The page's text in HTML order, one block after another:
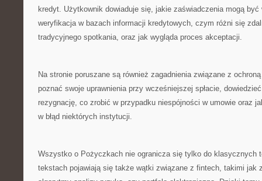
kredyt. Użytkownik dowiaduje się, jakie zaświadczenia mogą być
weryfikacja w bazach informacji kredytowych, czym różni się
tradycyjnego spotkania, oraz jak wygląda proces akceptacji.
Na stronie poruszane są również zagadnienia związane z
poznać swoje uprawnienia przy wcześniejszej spłacie,
rezygnację, co zrobić w przypadku niespójności w umowie oraz
w błąd niektórych instytucji.
Wszystko o Pożyczkach nie ogranicza się tylko do klasycznych
tekstach pojawiają się także wątki związane z fintech, takimi jak